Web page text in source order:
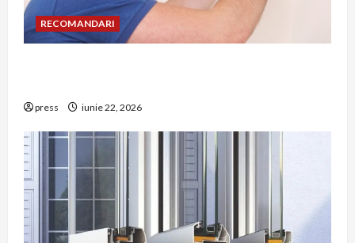
RECOMANDARI
press iunie 22, 2026